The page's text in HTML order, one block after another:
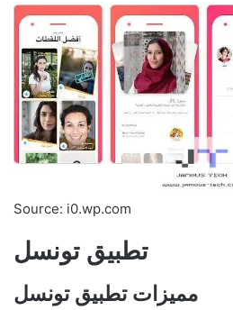
Source: i0.wp.com
تطبيق تونسل
مميزات تطبيق تونسل